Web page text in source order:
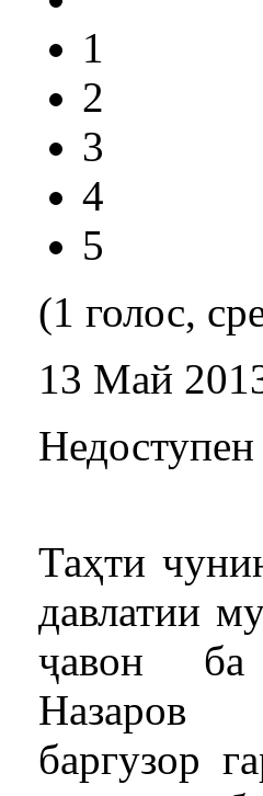
1
2
3
4
5
(1 голос,
13 Май
Таҳти
давлатии
ҷавон
Назаров
баргузор